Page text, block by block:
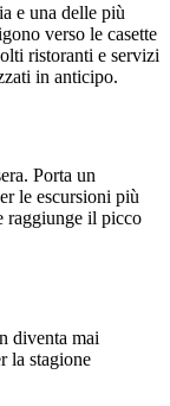
e una delle più
verso le casette
ristoranti e servizi
in anticipo.
Porta un
le escursioni più
raggiunge il picco
diventa mai
la stagione